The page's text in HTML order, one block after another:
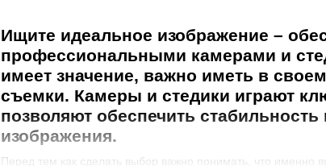
Ищите идеальное изображение –
профессиональными камерами и
имеет значение, важно иметь в
съемки. Камеры и стедики играют
позволяют обеспечить
изображения.
Перед тем как сделать выбор важно понимать, что именно